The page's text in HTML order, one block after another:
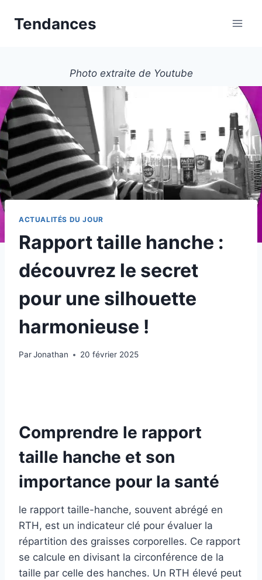
Tendances
Photo extraite de Youtube
ACTUALITÉS DU JOUR
Rapport taille hanche :
découvrez le secret
pour une silhouette
harmonieuse !
ParJonathan 20 février 2025
Comprendre le rapport
taille hanche et son
importance pour la santé
le rapport taille-hanche, souvent abrégé en
RTH, est un indicateur clé pour évaluer la
répartition des graisses corporelles. Ce rapport
se calcule en divisant la circonférence de la
taille par celle des hanches. Un RTH élevé peut